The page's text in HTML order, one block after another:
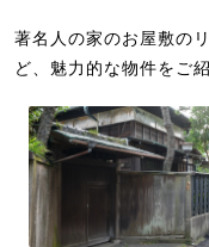
著名人の家のお屋敷の
ど、魅力的な物件をご